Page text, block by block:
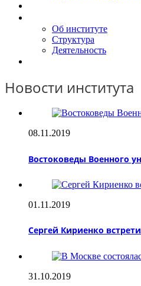
Об институте
Структура
Деятельность
Новости института
08.11.2019
Востоковеды Военного
01.11.2019
Сергей Кириенко
31.10.2019